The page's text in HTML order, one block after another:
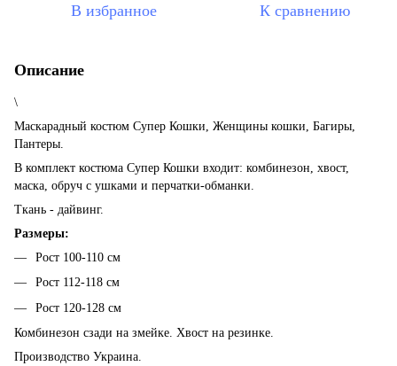
В избранное К сравнению
Описание
\
Маскарадный костюм Супер Кошки, Женщины кошки, Багиры,
Пантеры.
В комплект костюма Супер Кошки входит: комбинезон, хвост,
маска, обруч с ушками и перчатки-обманки.
Ткань - дайвинг.
Размеры:
Рост 100-110 см
Рост 112-118 см
Рост 120-128 см
Комбинезон сзади на змейке. Хвост на резинке.
Производство Украина.